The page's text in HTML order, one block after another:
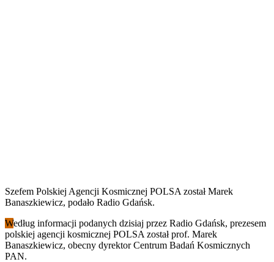
Szefem Polskiej Agencji Kosmicznej POLSA został Marek
Banaszkiewicz, podało Radio Gdańsk.
Według informacji podanych dzisiaj przez Radio Gdańsk, prezesem
polskiej agencji kosmicznej POLSA został prof. Marek
Banaszkiewicz, obecny dyrektor Centrum Badań Kosmicznych
PAN.